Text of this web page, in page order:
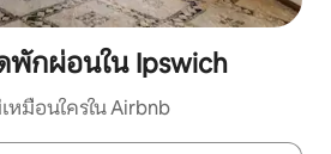
กผ่อนใน Ipswich
มือนใครใน Airbnb